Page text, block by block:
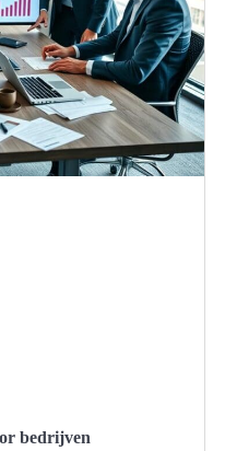
bedrijven